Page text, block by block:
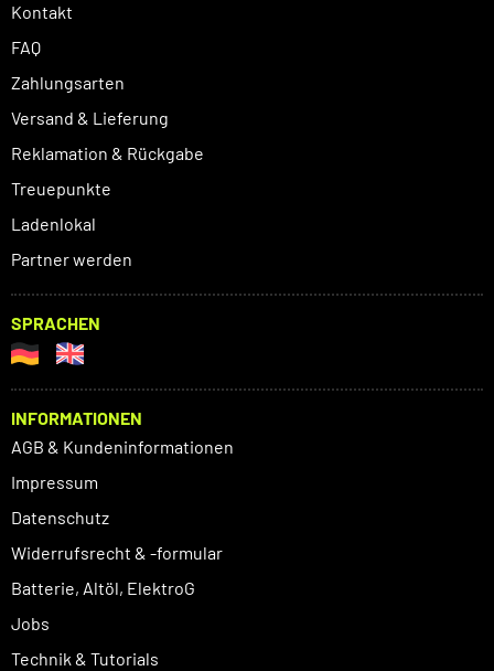
Kontakt
FAQ
Zahlungsarten
Versand & Lieferung
Reklamation & Rückgabe
Treuepunkte
Ladenlokal
Partner werden
SPRACHEN
INFORMATIONEN
AGB & Kundeninformationen
Impressum
Datenschutz
Widerrufsrecht & -formular
Batterie, Altöl, ElektroG
Jobs
Technik & Tutorials